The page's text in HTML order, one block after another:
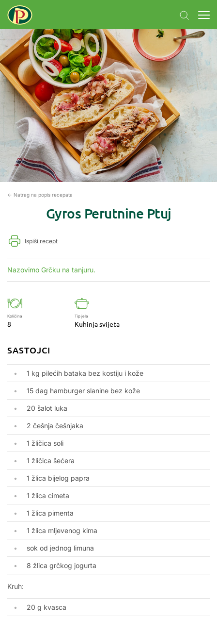
← Natrag na popis recepata
Gyros Perutnine Ptuj
Ispiši recept
Nazovimo Grčku na tanjuru.
Količina
8
Tip jela
Kuhinja svijeta
SASTOJCI
1 kg pilećih bataka bez kostiju i kože
15 dag hamburger slanine bez kože
20 šalot luka
2 češnja češnjaka
1 žličica soli
1 žličica šećera
1 žlica bijelog papra
1 žlica cimeta
1 žlica pimenta
1 žlica mljevenog kima
sok od jednog limuna
8 žlica grčkog jogurta
Kruh:
20 g kvasca